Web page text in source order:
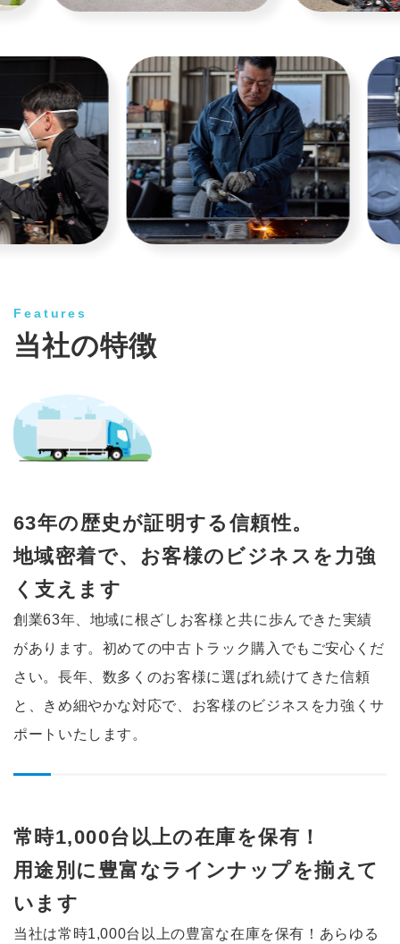
Features
当社の特徴
63年の歴史が証明する信頼性。
地域密着で、お客様のビジネスを 力強
く支えます
創業63年、地域に根ざしお客様と共に歩んできた実績
があります。初めての中古トラック購入でもご安心くだ
さい。長年、数多くのお客様に選ばれ続けてきた信頼
と、きめ細やかな対応で、お客様のビジネスを力強くサ
ポートいたします。
常時1,000台以上の在庫を保有！
用途別に豊富なラインナップを揃えて
います
当社は常時1,000台以上の豊富な在庫を保有！ あらゆる